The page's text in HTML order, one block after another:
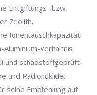
Entgiftungs- bzw.
Zeolith.
Ionentauschkapazität
Aluminium-Verhältnis
und schadstoffgeprüft
und Radionuklide.
seine Empfehlung auf